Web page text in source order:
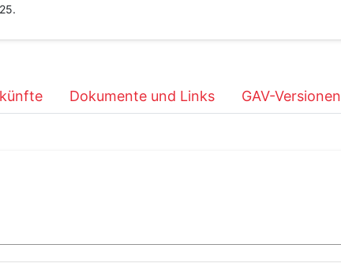
Dokumente und Links GAV-Versionen